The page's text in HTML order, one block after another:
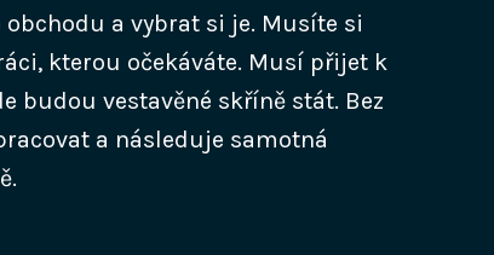
a vybrat si je. Musíte si
kterou očekáváte. Musí přijet k
budou vestavěné skříně stát. Bez
a následuje samotná